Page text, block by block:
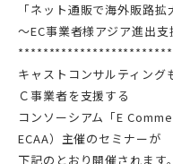
「ネット通販で海外販路拡
～EC事業者様アジア進出支
キャストコンサルティング
Ｃ事業者を支援する
コンソーシアム「E
ECAA）主催のセミナーが
下記のとおり開催されます。